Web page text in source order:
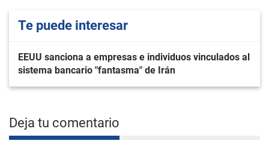
Te puede interesar
EEUU sanciona a empresas e individuos vinculados al
sistema bancario "fantasma" de Irán
Deja tu comentario